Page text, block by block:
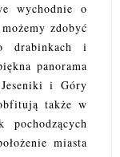
wychodnie o
zdobyć
drabinkach i
panorama
i Góry
także w
pochodzących
miasta